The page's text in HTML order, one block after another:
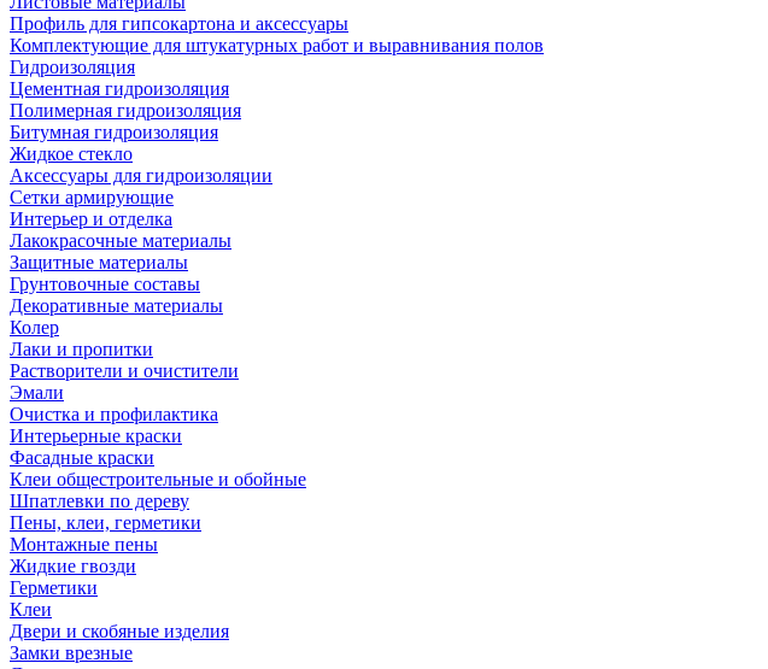
Профиль для гипсокартона и аксессуары
Комплектующие для штукатурных работ и выравнивания полов
Гидроизоляция
Цементная гидроизоляция
Полимерная гидроизоляция
Битумная гидроизоляция
Жидкое стекло
Аксессуары для гидроизоляции
Сетки армирующие
Интерьер и отделка
Лакокрасочные материалы
Защитные материалы
Грунтовочные составы
Декоративные материалы
Колер
Лаки и пропитки
Растворители и очистители
Эмали
Очистка и профилактика
Интерьерные краски
Фасадные краски
Клеи общестроительные и обойные
Шпатлевки по дереву
Пены, клеи, герметики
Монтажные пены
Жидкие гвозди
Герметики
Клеи
Двери и скобяные изделия
Замки врезные